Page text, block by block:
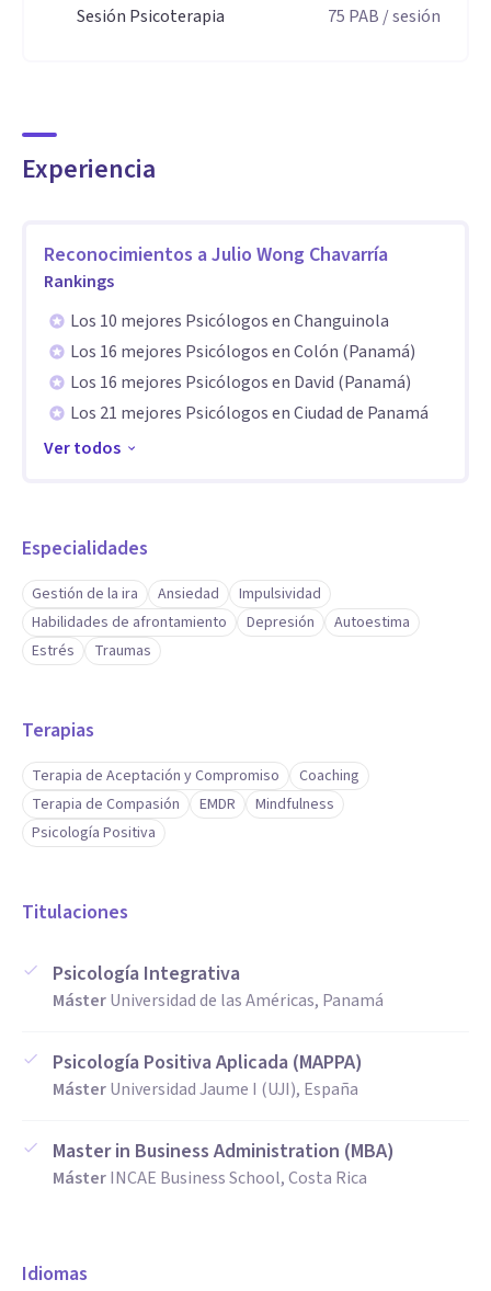
adaptando distintas herramientas terapéuticas a las
Terapia Enfocada en la Compasión (CFT), para reducir la
Mindfulness clínico y Psicología Positiva, para desarrollar
resiliencia, bienestar y recursos internos.
Además, incorporo modelos de Psicología Positiva Aplicada
(P.E.R.M.A.-V.) e Inteligencia Positiva (PQ), con el objetivo de
que mis pacientes no solo alivien su malestar, sino que
también fortalezcan su liderazgo interno y florezcan
También lidero el programa “Burnout Reset”, una mentoría
de 12 semanas orientada a fortalecer la resiliencia, el
autocontrol emocional y el equilibrio frente a la presión
corporativa.
Lo que diferencia mi consulta es que comprendo tanto el
lenguaje de la salud mental como el mundo de la alta
exigencia profesional y el liderazgo.
Magíster en Psicología Positiva Aplicada (MAPPA).
MBA por INCAE Business School.
(CFT).
Instructor calificado de mindfulness para la reducción del
University.
Coach en Inteligencia Positiva (PQ).
Sesión Psicoterapia
75 PAB / sesión
Experiencia
Reconocimientos a Julio Wong Chavarría
Rankings
Los 10 mejores Psicólogos en Changuinola
Los 16 mejores Psicólogos en Colón (Panamá)
Los 16 mejores Psicólogos en David (Panamá)
Los 21 mejores Psicólogos en Ciudad de Panamá
Ver todos
Especialidades
Gestión de la ira Ansiedad
Impulsividad
Habilidades de afrontamiento
Depresión
Autoestima
Estrés
Traumas
Terapias
Terapia de Aceptación y Compromiso
Coaching
Terapia de Compasión
EMDR
Mindfulness
Psicología Positiva
Titulaciones
Psicología Integrativa
MásterUniversidad de las Américas, Panamá
Psicología Positiva Aplicada (MAPPA)
MásterUniversidad Jaume I (UJI), España
Master in Business Administration (MBA)
MásterINCAE Business School, Costa Rica
Idiomas